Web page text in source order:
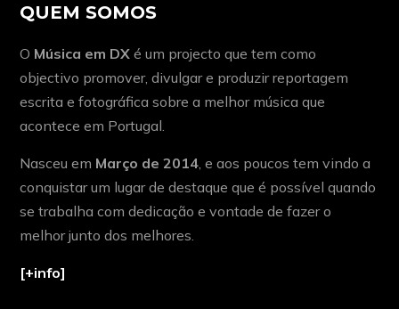
QUEM SOMOS
O Música em DX é um projecto que tem como
objectivo promover, divulgar e produzir reportagem
escrita e fotográfica sobre a melhor música que
acontece em Portugal.
Nasceu em Março de 2014 , e aos poucos tem vindo a
conquistar um lugar de destaque que é possível quando
se trabalha com dedicação e vontade de fazer o
melhor junto dos melhores.
[+info]